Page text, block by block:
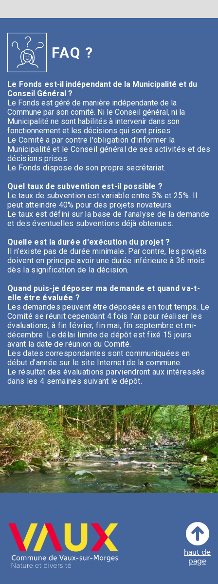
FAQ ?
Le Fonds est-il indépendant de la Municipalité et du
Conseil Général ?
Le Fonds est géré de manière indépendante de la
Commune par son comité. Ni le Conseil général, ni la
Municipalité ne sont habilités à intervenir dans son
fonctionnement et les décisions qui sont prises.
Le Comité a par contre l'obligation d'informer la
Municipalité et le Conseil général de ses activités et des
décisions prises.
Le Fonds dispose de son propre secrétariat.
Quel taux de subvention est-il possible ?
Le taux de subvention est variable entre 5% et 25%. Il
peut atteindre 40% pour des projets novateurs.
Le taux est défini sur la base de l'analyse de la demande
et des éventuelles subventions déjà obtenues.
Quelle est la durée d'exécution du projet ?
Il n'existe pas de durée minimale. Par contre, les projets
doivent en principe avoir une durée inférieure à 36 mois
dès la signification de la décision.
Quand puis-je déposer ma demande et quand va-t-
elle être évaluée ?
Les demandes peuvent être déposées en tout temps. Le
Comité se réunit cependant 4 fois l'an pour réaliser les
évaluations, à fin février, fin mai, fin septembre et mi-
décembre. Le délai limite de dépôt est fixé 15 jours
avant la date de réunion du Comité.
Les dates correspondantes sont communiquées en
début d'année sur le site Internet de la commune.
Le résultat des évaluations parviendront aux intéressés
dans les 4 semaines suivant le dépôt.
haut de
page